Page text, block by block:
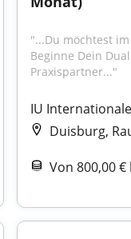
"...Du möchtest
Beginne Dein
Praxispartner..."
IU
Duisburg,
Von 800,00